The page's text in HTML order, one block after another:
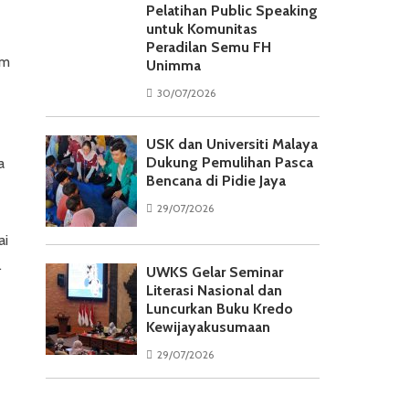
Pelatihan Public Speaking
untuk Komunitas
Peradilan Semu FH
Unimma
30/07/2026
USK dan Universiti Malaya
Dukung Pemulihan Pasca
Bencana di Pidie Jaya
29/07/2026
UWKS Gelar Seminar
Literasi Nasional dan
Luncurkan Buku Kredo
Kewijayakusumaan
29/07/2026